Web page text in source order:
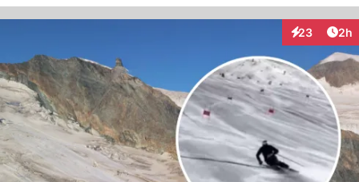
23
Interaktionen
2h